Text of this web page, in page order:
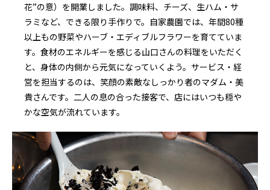
花”の意）を開業しました。調味料、チーズ、生ハム・サ
ラミなど、できる限り手作りで。自家農園では、年間80種
以上もの野菜やハーブ・エディブルフラワーを育てていま
す。食材のエネルギーを感じる山口さんの料理をいただく
と、身体の内側から元気になっていくよう。サービス・経
営を担当するのは、笑顔の素敵なしっかり者のマダム・美
貴さんです。二人の息の合った接客で、店にはいつも穏や
かな空気が流れています。